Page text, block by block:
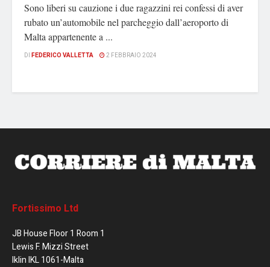
Sono liberi su cauzione i due ragazzini rei confessi di aver
rubato un’automobile nel parcheggio dall’aeroporto di
Malta appartenente a ...
DI FEDERICO VALLETTA 2 FEBBRAIO 2024
Fortissimo Ltd
JB House Floor 1 Room 1
Lewis F. Mizzi Street
Iklin IKL 1061-Malta